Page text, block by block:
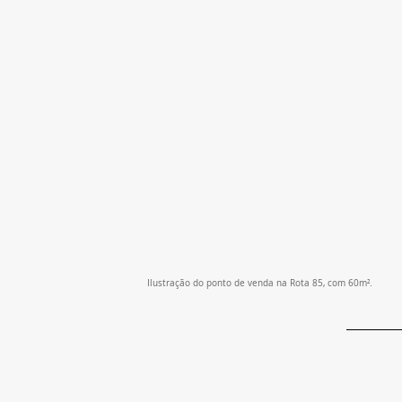
Ilustração do ponto de venda na Rota 85, com 60m².